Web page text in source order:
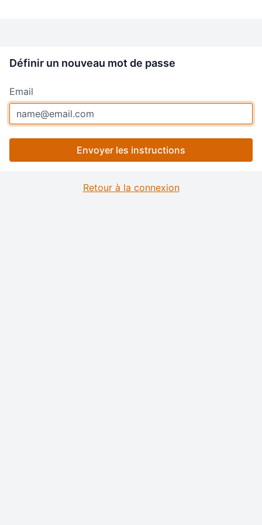
Définir un nouveau mot de passe
Email
Envoyer les instructions
Retour à la connexion